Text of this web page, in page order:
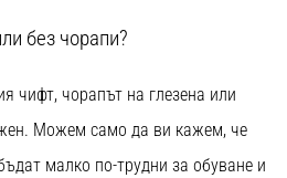
без чорапи?
чифт, чорапът на глезена или
Можем само да ви кажем, че
малко по-трудни за обуване и